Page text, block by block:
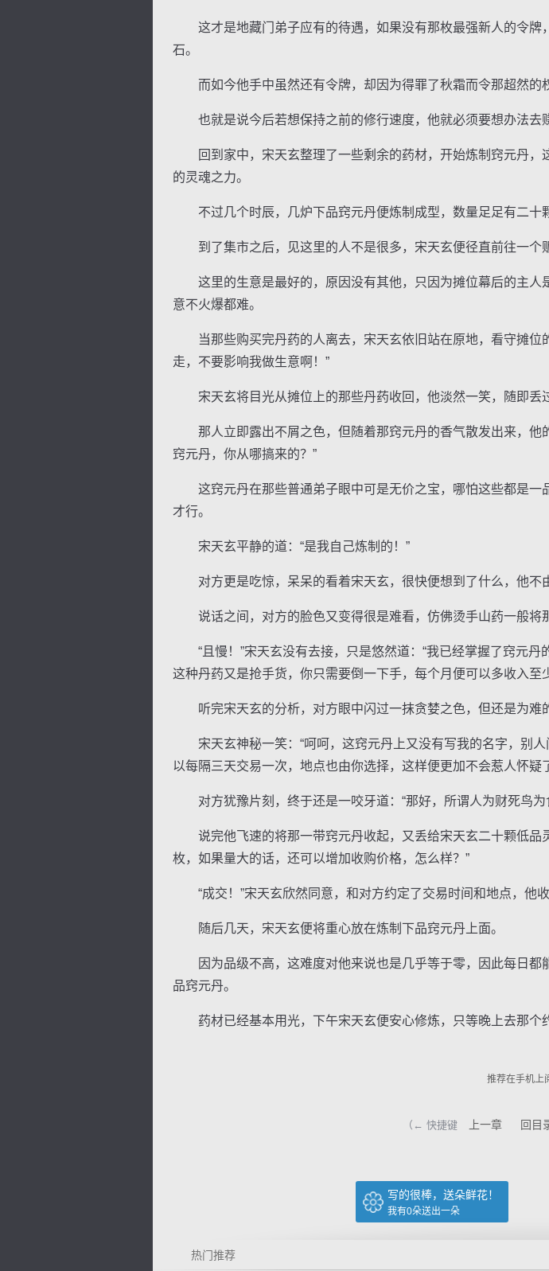
这才是地藏门弟子应有的待遇，如果没有那枚最强新人的令牌
石。
而如今他手中虽然还有令牌，却因为得罪了秋霜而令那超然的
也就是说今后若想保持之前的修行速度，他就必须要想办法去
回到家中，宋天玄整理了一些剩余的药材，开始炼制窍元丹，
的灵魂之力。
不过几个时辰，几炉下品窍元丹便炼制成型，数量足足有二十
到了集市之后，见这里的人不是很多，宋天玄便径直前往一个
这里的生意是最好的，原因没有其他，只因为摊位幕后的主人
意不火爆都难。
当那些购买完丹药的人离去，宋天玄依旧站在原地，看守摊位
走，不要影响我做生意啊！”
宋天玄将目光从摊位上的那些丹药收回，他淡然一笑，随即丢
那人立即露出不屑之色，但随着那窍元丹的香气散发出来，他
窍元丹，你从哪搞来的？”
这窍元丹在那些普通弟子眼中可是无价之宝，哪怕这些都是一
才行。
宋天玄平静的道：“是我自己炼制的！”
对方更是吃惊，呆呆的看着宋天玄，很快便想到了什么，他不
说话之间，对方的脸色又变得很是难看，仿佛烫手山药一般将
“且慢！”宋天玄没有去接，只是悠然道：“我已经掌握了窍元丹
这种丹药又是抢手货，你只需要倒一下手，每个月便可以多收入至
听完宋天玄的分析，对方眼中闪过一抹贪婪之色，但还是为难
宋天玄神秘一笑：“呵呵，这窍元丹上又没有写我的名字，别人
以每隔三天交易一次，地点也由你选择，这样便更加不会惹人怀疑
对方犹豫片刻，终于还是一咬牙道：“那好，所谓人为财死鸟为
说完他飞速的将那一带窍元丹收起，又丢给宋天玄二十颗低品
枚，如果量大的话，还可以增加收购价格，怎么样？”
“成交！”宋天玄欣然同意，和对方约定了交易时间和地点，他
随后几天，宋天玄便将重心放在炼制下品窍元丹上面。
因为品级不高，这难度对他来说也是几乎等于零，因此每日都
品窍元丹。
药材已经基本用光，下午宋天玄便安心修炼，只等晚上去那个
推荐在手机上
（← 快捷键 上一章 回目
写的很棒，送朵鲜花！
我有0朵送出一朵
热门推荐